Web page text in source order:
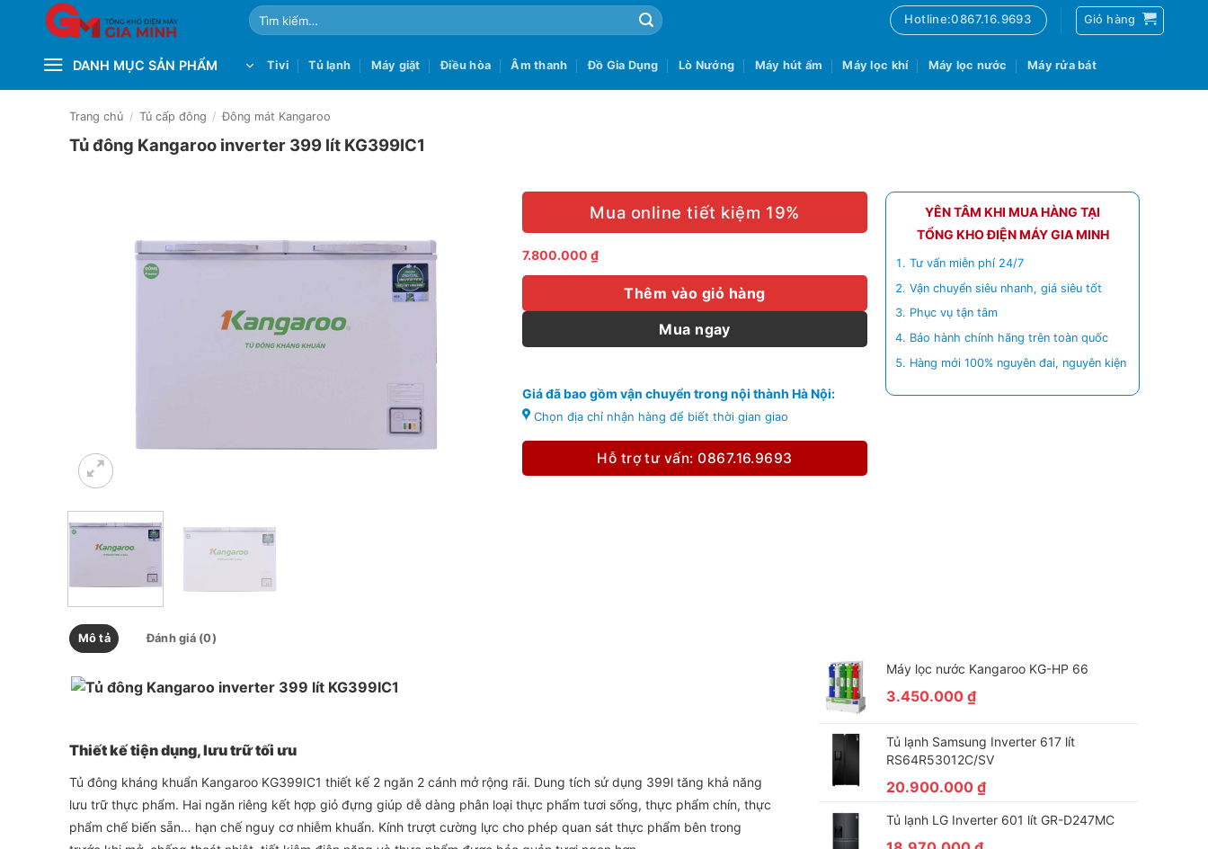
Tìm
kiếm:
Hotline:0867.16.9693 Giỏ hàng
DANH MỤC SẢN PHẨM Tivi Tủ lạnh Máy giặt Điều hòa Âm thanh Đồ Gia Dụng Lò Nướng Máy hút ẩm Máy lọc khí Máy lọc nước Máy rửa bát
Trang chủ / Tủ cấp đông / Đông mát Kangaroo
Tủ đông Kangaroo inverter 399 lít KG399IC1
Mua online tiết kiệm 19%
7.800.000 ₫
Thêm vào giỏ hàng
Mua ngay
Giá đã bao gồm vận chuyển trong nội thành Hà Nội:
Chọn địa chỉ nhận hàng để biết thời gian giao
Hỗ trợ tư vấn: 0867.16.9693
YÊN TÂM KHI MUA HÀNG TẠI
TỔNG KHO ĐIỆN MÁY GIA MINH
Tư vấn miễn phí 24/7
Vận chuyển siêu nhanh, giá siêu tốt
Phục vụ tận tâm
Bảo hành chính hãng trên toàn quốc
Hàng mới 100% nguyên đai, nguyên kiện
Mô tả Đánh giá (0)
Thiết kế tiện dụng, lưu trữ tối ưu
Tủ đông kháng khuẩn Kangaroo KG399IC1 thiết kế 2 ngăn 2 cánh mở rộng rãi. Dung tích sử dụng 399l tăng khả năng
lưu trữ thực phẩm. Hai ngăn riêng kết hợp giỏ đựng giúp dễ dàng phân loại thực phẩm tươi sống, thực phẩm chín, thực
phẩm chế biến sẵn… hạn chế nguy cơ nhiễm khuẩn. Kính trượt cường lực cho phép quan sát thực phẩm bên trong
Máy lọc nước Kangaroo KG-HP 66
3.450.000₫
Tủ lạnh Samsung Inverter 617 lít
RS64R53012C/SV
20.900.000₫
Tủ lạnh LG Inverter 601 lít GR-D247MC